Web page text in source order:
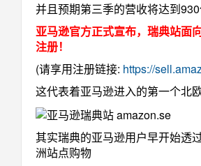
并且预期第三季的营收将达到
亚马逊官方正式宣布，瑞典站面
注册！
(请享用注册链接: https://
这代表着亚马逊进入的第一个北
其实瑞典的亚马逊用户早开始透
洲站点购物